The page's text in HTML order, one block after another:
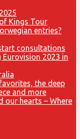
entries?
consultations
2023 in
the deep
and more
our hearts – Where